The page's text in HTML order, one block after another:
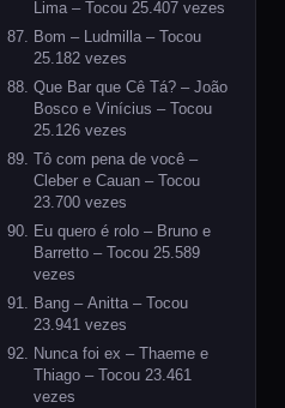
Lima – Tocou 25.407 vezes
Bom – Ludmilla – Tocou
25.182 vezes
Que Bar que Cê Tá? – João
Bosco e Vinícius – Tocou
25.126 vezes
Tô com pena de você –
Cleber e Cauan – Tocou
23.700 vezes
Eu quero é rolo – Bruno e
Barretto – Tocou 25.589
vezes
Bang – Anitta – Tocou
23.941 vezes
Nunca foi ex – Thaeme e
Thiago – Tocou 23.461
vezes